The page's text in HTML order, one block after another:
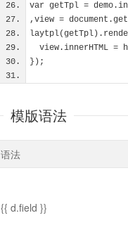
var getTpl =
,view =
view.innerHTML =
});
模版语法
语法
{{ d.field }}